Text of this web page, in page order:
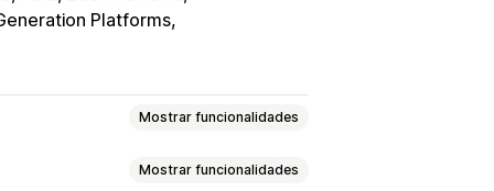
Platforms
Mostrar funcionalidades
Mostrar funcionalidades